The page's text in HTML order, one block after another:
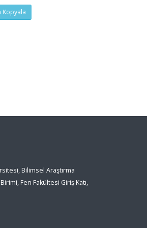
Kopyala
Bilimsel Araştırma
Fen Fakültesi Giriş Katı,